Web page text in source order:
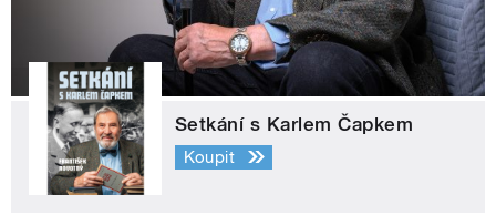
Setkání s Karlem Čapkem
Koupit